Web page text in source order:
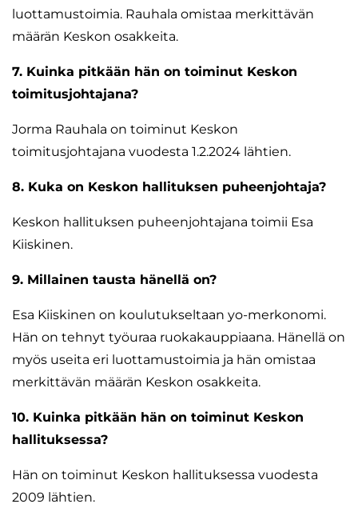
luottamustoimia. Rauhala omistaa merkittävän
määrän Keskon osakkeita.
7. Kuinka pitkään hän on toiminut Keskon
toimitusjohtajana?
Jorma Rauhala on toiminut Keskon
toimitusjohtajana vuodesta 1.2.2024 lähtien.
8. Kuka on Keskon hallituksen puheenjohtaja?
Keskon hallituksen puheenjohtajana toimii Esa
Kiiskinen.
9. Millainen tausta hänellä on?
Esa Kiiskinen on koulutukseltaan yo-merkonomi.
Hän on tehnyt työuraa ruokakauppiaana. Hänellä on
myös useita eri luottamustoimia ja hän omistaa
merkittävän määrän Keskon osakkeita.
10. Kuinka pitkään hän on toiminut Keskon
hallituksessa?
Hän on toiminut Keskon hallituksessa vuodesta
2009 lähtien.